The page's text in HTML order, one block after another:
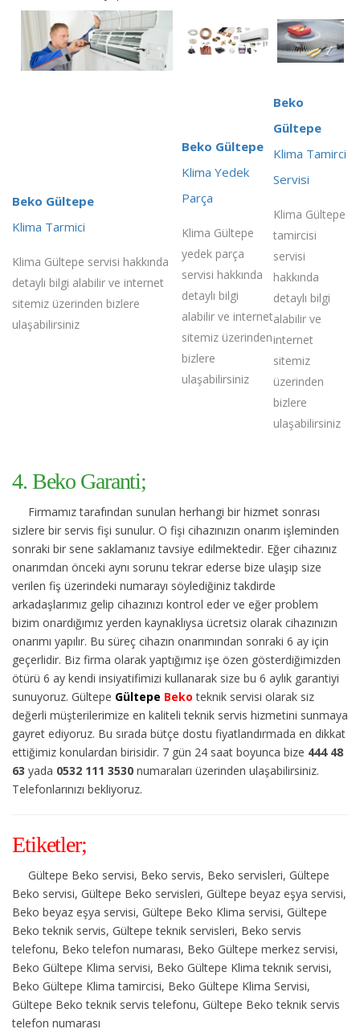
Beko Gültepe
Klima Tarmici
Klima Gültepe servisi hakkında
detaylı bilgi alabilir ve internet
sitemiz üzerinden bizlere
ulaşabilirsiniz
Beko Gültepe
Klima Yedek
Parça
Klima Gültepe
yedek parça
servisi hakkında
detaylı bilgi
alabilir ve internet
sitemiz üzerinden
bizlere
ulaşabilirsiniz
Beko
Gültepe
Klima Tamirci
Servisi
Klima Gültepe
tamircisi
servisi
hakkında
detaylı bilgi
alabilir ve
internet
sitemiz
üzerinden
bizlere
ulaşabilirsiniz
4. Beko Garanti;
Firmamız tarafından sunulan herhangi bir hizmet sonrası
sizlere bir servis fişi sunulur. O fişi cihazınızın onarım işleminden
sonraki bir sene saklamanız tavsiye edilmektedir. Eğer cihazınız
onarımdan önceki aynı sorunu tekrar ederse bize ulaşıp size
verilen fiş üzerindeki numarayı söylediğiniz takdirde
arkadaşlarımız gelip cihazınızı kontrol eder ve eğer problem
bizim onardığımız yerden kaynaklıysa ücretsiz olarak cihazınızın
onarımı yapılır. Bu süreç cihazın onarımından sonraki 6 ay için
geçerlidir. Biz firma olarak yaptığımız işe özen gösterdiğimizden
ötürü 6 ay kendi insiyatifimizi kullanarak size bu 6 aylık garantiyi
sunuyoruz. Gültepe Gültepe Bekoteknik servisi olarak siz
değerli müşterilerimize en kaliteli teknik servis hizmetini sunmaya
gayret ediyoruz. Bu sırada bütçe dostu fiyatlandırmada en dikkat
ettiğimiz konulardan birisidir. 7 gün 24 saat boyunca bize 444 48
63 yada 0532 111 3530 numaraları üzerinden ulaşabilirsiniz.
Telefonlarınızı bekliyoruz.
Etiketler;
Gültepe Beko servisi, Beko servis, Beko servisleri, Gültepe
Beko servisi, Gültepe Beko servisleri, Gültepe beyaz eşya servisi,
Beko beyaz eşya servisi, Gültepe Beko Klima servisi, Gültepe
Beko teknik servis, Gültepe teknik servisleri, Beko servis
telefonu, Beko telefon numarası, Beko Gültepe merkez servisi,
Beko Gültepe Klima servisi, Beko Gültepe Klima teknik servisi,
Beko Gültepe Klima tamircisi, Beko Gültepe Klima Servisi,
Gültepe Beko teknik servis telefonu, Gültepe Beko teknik servis
telefon numarası